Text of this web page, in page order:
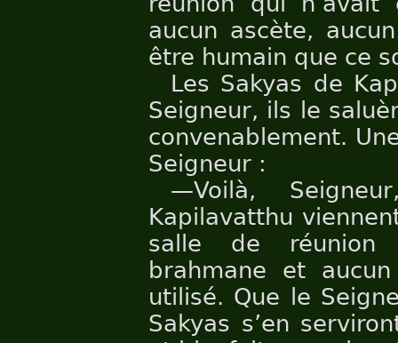
aucun ascète,
être humain que ce
Les Sakyas de
Seigneur, ils le
convenablement.
Seigneur :
—Voilà,
Kapilavatthu
salle de réunion
brahmane et
utilisé. Que le
Sakyas s’en